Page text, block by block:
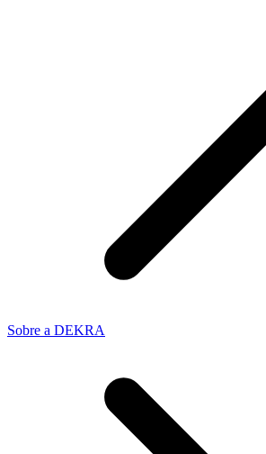
Sobre a DEKRA